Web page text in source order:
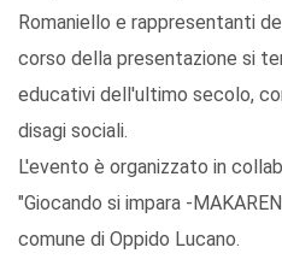
Romaniello e rappresentanti
corso della presentazione si
educativi dell'ultimo secolo,
disagi sociali.
L'evento è organizzato in
"Giocando si impara -
comune di Oppido Lucano.